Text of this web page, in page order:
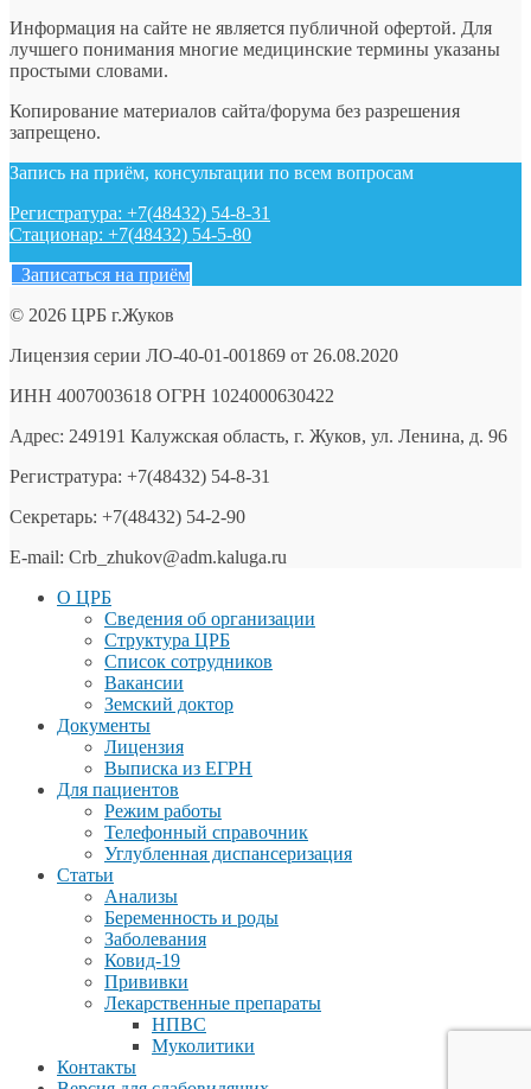
Информация на сайте не является публичной офертой. Для
лучшего понимания многие медицинские термины указаны
простыми словами.
Копирование материалов сайта/форума без разрешения
запрещено.
Запись на приём, консультации по всем вопросам
Регистратура: +7(48432) 54-8-31
Стационар: +7(48432) 54-5-80
Записаться на приём
© 2026 ЦРБ г.Жуков
Лицензия серии ЛО-40-01-001869 от 26.08.2020
ИНН 4007003618 ОГРН 1024000630422
Адрес: 249191 Калужская область, г. Жуков, ул. Ленина, д. 96
Регистратура: +7(48432) 54-8-31
Секретарь: +7(48432) 54-2-90
E-mail: Crb_zhukov@adm.kaluga.ru
О ЦРБ
Сведения об организации
Структура ЦРБ
Список сотрудников
Вакансии
Земский доктор
Документы
Лицензия
Выписка из ЕГРН
Для пациентов
Режим работы
Телефонный справочник
Углубленная диспансеризация
Статьи
Анализы
Беременность и роды
Заболевания
Ковид-19
Прививки
Лекарственные препараты
НПВС
Муколитики
Контакты